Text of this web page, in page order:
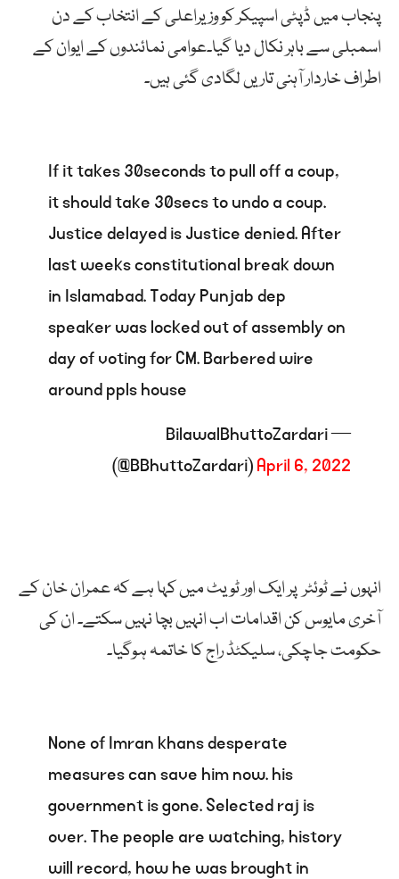
پنجاب میں ڈپٹی اسپیکر کو وزیراعلی کے انتخاب کے دن
اسمبلی سے باہر نکال دیا گیا۔عوامی نمائندوں کے ایوان کے
اطراف خاردار آہنی تاریں لگادی گئی ہیں۔
If it takes 30seconds to pull off a coup,
it should take 30secs to undo a coup.
Justice delayed is Justice denied. After
last weeks constitutional break down
in Islamabad. Today Punjab dep
speaker was locked out of assembly on
day of voting for CM. Barbered wire
around ppls house
— BilawalBhuttoZardari
(@BBhuttoZardari)April 6, 2022
انہوں نے ٹوئٹر پر ایک اور ٹویٹ میں کہا ہے کہ عمران خان کے
آخری مایوس کن اقدامات اب انہیں بچا نہیں سکتے۔ ان کی
حکومت جاچکی، سلیکٹڈ راج کا خاتمہ ہوگیا۔
None of Imran khans desperate
measures can save him now. his
government is gone. Selected raj is
over. The people are watching, history
will record, how he was brought in